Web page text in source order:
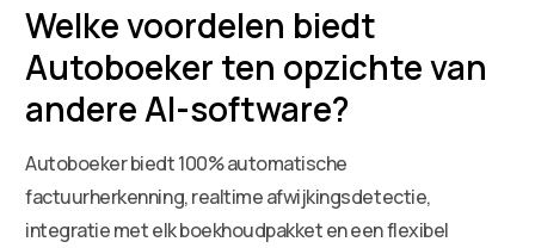
Welke voordelen biedt
Autoboeker ten opzichte van
andere AI-software?
Autoboeker biedt 100% automatische
factuurherkenning, realtime afwijkingsdetectie,
integratie met elk boekhoudpakket en een flexibel